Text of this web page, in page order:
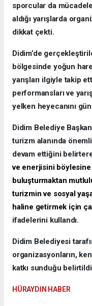
sporcular da
aldığı yarışlarda
dikkat çekti.
Didim’de
bölgesinde yoğun
yarışları ilgiyle takip
performansları ve
yelken heyecanını
Didim Belediye
turizm alanında
devam ettiğini
ve enerjisini
buluşturmaktan
turizmin ve sosyal
haline getirmek için
ifadelerini kullandı.
Didim Belediyesi
organizasyonların,
katkı sunduğu
HÜRAYDIN HABER